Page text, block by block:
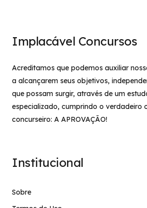
Implacável Concursos
Acreditamos que podemos auxiliar
a alcançarem seus objetivos,
que possam surgir, através de um
especializado, cumprindo o verdadeiro
concurseiro: A APROVAÇÃO!
Institucional
Sobre